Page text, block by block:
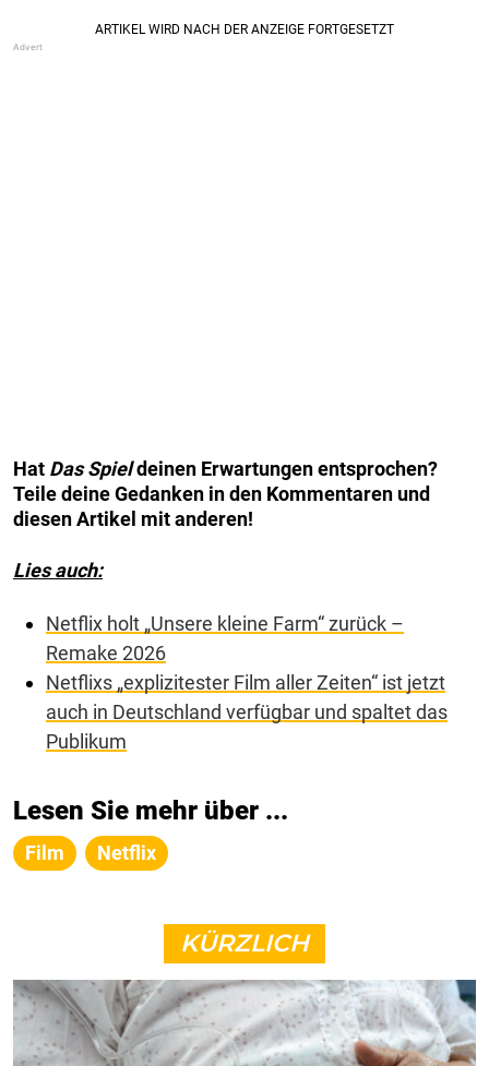
Hat Das Spieldeinen Erwartungen entsprochen?
Teile deine Gedanken in den Kommentaren und
diesen Artikel mit anderen!
Lies auch:
Netflix holt „Unsere kleine Farm“ zurück –
Remake 2026
Netflixs „explizitester Film aller Zeiten“ ist jetzt
auch in Deutschland verfügbar und spaltet das
Publikum
Lesen Sie mehr über ...
Film Netflix
KÜRZLICH